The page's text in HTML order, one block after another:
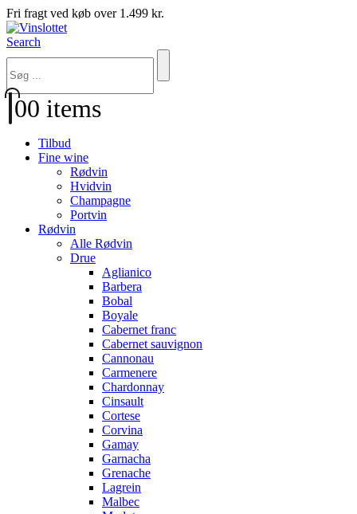
Fri fragt ved køb over 1.499 kr.
Search
00 items
Tilbud
Fine wine
Rødvin
Hvidvin
Champagne
Portvin
Rødvin
Alle Rødvin
Drue
Aglianico
Barbera
Bobal
Boyale
Cabernet franc
Cabernet sauvignon
Cannonau
Carmenere
Chardonnay
Cinsault
Cortese
Corvina
Gamay
Garnacha
Grenache
Lagrein
Malbec